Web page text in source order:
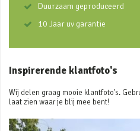
Duurzaam geproduceerd
10 Jaar uv garantie
Inspirerende klantfoto's
Wij delen graag mooie klantfoto's.
laat zien waar je blij mee bent!